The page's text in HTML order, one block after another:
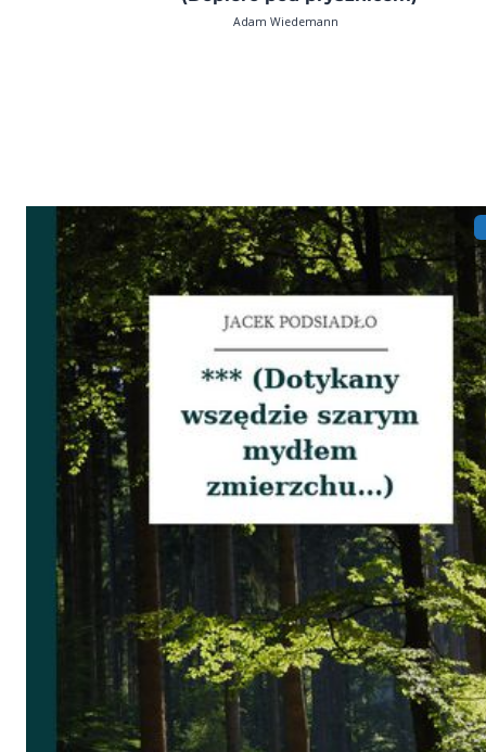
Adam Wiedemann